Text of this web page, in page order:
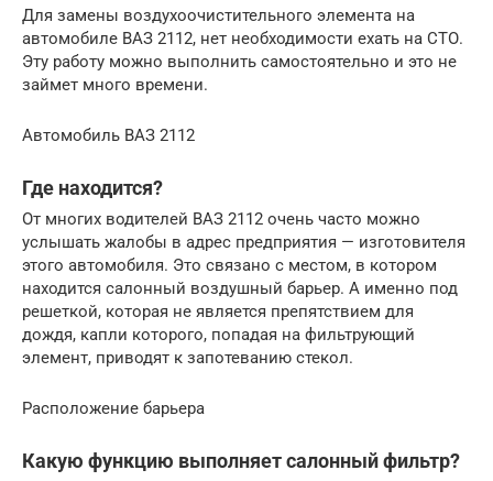
Для замены воздухоочистительного элемента на
автомобиле ВАЗ 2112, нет необходимости ехать на СТО.
Эту работу можно выполнить самостоятельно и это не
займет много времени.
Автомобиль ВАЗ 2112
Где находится?
От многих водителей ВАЗ 2112 очень часто можно
услышать жалобы в адрес предприятия — изготовителя
этого автомобиля. Это связано с местом, в котором
находится салонный воздушный барьер. А именно под
решеткой, которая не является препятствием для
дождя, капли которого, попадая на фильтрующий
элемент, приводят к запотеванию стекол.
Расположение барьера
Какую функцию выполняет салонный фильтр?